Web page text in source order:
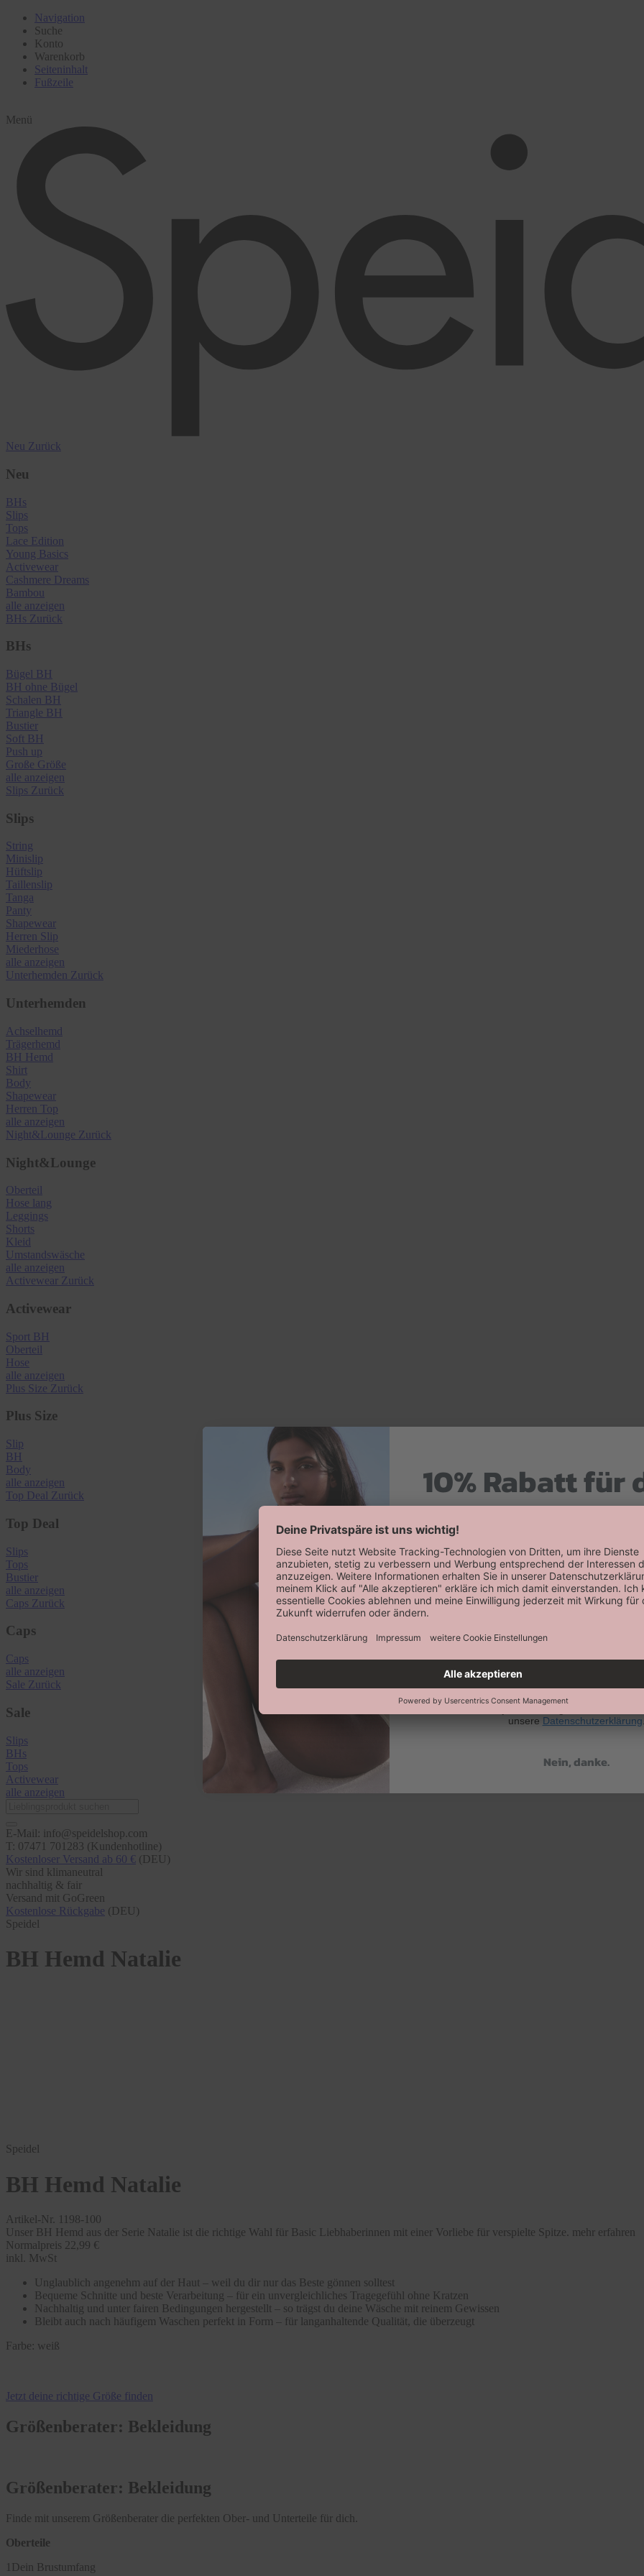
Navigation
Suche
Konto
Warenkorb
Seiteninhalt
Fußzeile
Menü
Neu Zurück
Neu
BHs
Slips
Tops
Lace Edition
Young Basics
Activewear
Cashmere Dreams
Bambou
alle anzeigen
BHs Zurück
BHs
Bügel BH
BH ohne Bügel
Schalen BH
Triangle BH
Bustier
Soft BH
Push up
Große Größe
alle anzeigen
Slips Zurück
Slips
String
Minislip
Hüftslip
Taillenslip
Tanga
Panty
Shapewear
Herren Slip
Miederhose
alle anzeigen
Unterhemden Zurück
Unterhemden
Achselhemd
Trägerhemd
BH Hemd
Shirt
Body
Shapewear
Herren Top
alle anzeigen
Night&Lounge Zurück
Night&Lounge
Oberteil
Hose lang
Leggings
Shorts
Kleid
Umstandswäsche
alle anzeigen
Activewear Zurück
Activewear
Sport BH
Oberteil
Hose
alle anzeigen
Plus Size Zurück
Plus Size
Slip
BH
Body
alle anzeigen
Top Deal Zurück
Top Deal
Slips
Tops
Bustier
alle anzeigen
Caps Zurück
Caps
Caps
alle anzeigen
Sale Zurück
Sale
Slips
BHs
Tops
Activewear
alle anzeigen
E-Mail: info@speidelshop.com
T: 07471 701283 (Kundenhotline)
Kostenloser Versand ab 60 € (DEU)
Wir sind klimaneutral
nachhaltig & fair
Versand mit GoGreen
Kostenlose Rückgabe (DEU)
Speidel
BH Hemd Natalie
Speidel
BH Hemd Natalie
Artikel-Nr. 1198-100
Unser BH Hemd aus der Serie Natalie ist die richtige Wahl für Basic Liebhaberinnen mit einer Vorliebe für verspielte Spitze. mehr erfahren
Normalpreis 22,99 €
inkl. MwSt
Unglaublich angenehm auf der Haut – weil du dir nur das Beste gönnen solltest
Bequeme Schnitte und beste Verarbeitung – für ein unvergleichliches Tragegefühl ohne Kratzen
Nachhaltig und unter fairen Bedingungen hergestellt – so trägst du deine Wäsche mit reinem Gewissen
Bleibt auch nach häufigem Waschen perfekt in Form – für langanhaltende Qualität, die überzeugt
Farbe: weiß
Jetzt deine richtige Größe finden
Größenberater: Bekleidung
Größenberater: Bekleidung
Finde mit unserem Größenberater die perfekten Ober- und Unterteile für dich.
Oberteile
1 Dein Brustumfang
10% Rabatt für
Willkommensrabatt auf deine erste
erhalten!
Abonnieren
Keine Datenweitergabe an Dritte. Eine
jederzeit möglich. Hier findest
unsere Datenschutzerklärung
Nein, danke.